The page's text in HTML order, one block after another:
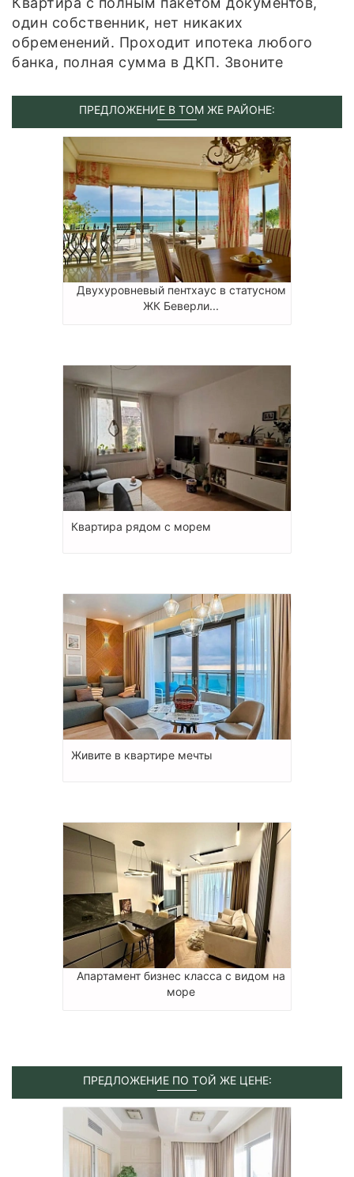
один собственник, нет никаких
обременений. Проходит ипотека любого
банка, полная сумма в ДКП. Звоните
ПРЕДЛОЖЕНИЕ В ТОМ ЖЕ РАЙОНЕ:
Двухуровневый пентхаус в статусном
ЖК Беверли...
Квартира рядом с морем
Живите в квартире мечты
Апартамент бизнес класса с видом на
море
ПРЕДЛОЖЕНИЕ ПО ТОЙ ЖЕ ЦЕНЕ: